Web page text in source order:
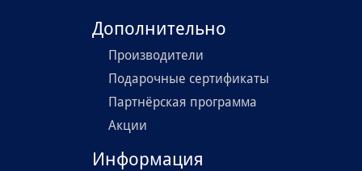
Дополнительно
Производители
Подарочные сертификаты
Партнёрская программа
Акции
Информация